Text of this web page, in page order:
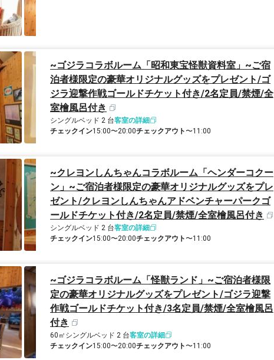
~ゴジラコラボルーム「昭和東宝怪獣資料室」~ご宿
泊者様限定の豪華オリジナルグッズをプレゼント/ゴ
ジラ迎撃作戦ゴールドチケット付き/2名定員/禁煙/全
室檜風呂付き
シングルベッド 2 台客室の詳細
チェックイン15:00〜20:00チェックアウト〜11:00
~クレヨンしんちゃんコラボルーム「ヘンダーコクー
ン」~ご宿泊者様限定の豪華オリジナルグッズをプレ
ゼント/クレヨンしんちゃんアドベンチャーパークゴ
ールドチケット付き/2名定員/禁煙/全室檜風呂付き
シングルベッド 2 台客室の詳細
チェックイン15:00〜20:00チェックアウト〜11:00
~ゴジラコラボルーム「怪獣ランド」~ご宿泊者様限
定の豪華オリジナルグッズをプレゼント/ゴジラ迎撃
作戦ゴールドチケット付き/3名定員/禁煙/全室檜風呂
付き
60㎡ シングルベッド 2 台客室の詳細
チェックイン15:00〜20:00チェックアウト〜11:00